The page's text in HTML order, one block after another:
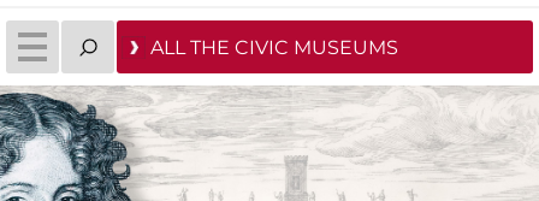
ALL THE CIVIC MUSEUMS